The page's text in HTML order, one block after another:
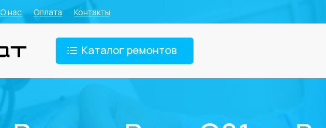
О нас Оплата Контакты
Каталог ремонтов